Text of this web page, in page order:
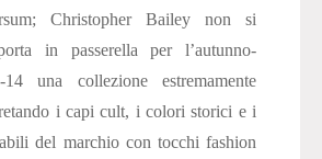
Christopher Bailey non si
in passerella per l’autunno-
una collezione estremamente
i capi cult, i colori storici e i
del marchio con tocchi fashion